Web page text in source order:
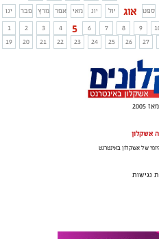
ינו
פבר מרץ אפר מאי יונ יול אוג ספט
1
2 3 4 5 6 7 8 9
19
20 21 22 23 24 25 26 27
אשקלון
של אשקלון באינטרנט
נגישות